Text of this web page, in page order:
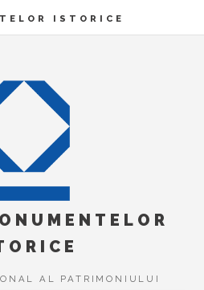
ISTORICE
AL PATRIMONIULUI